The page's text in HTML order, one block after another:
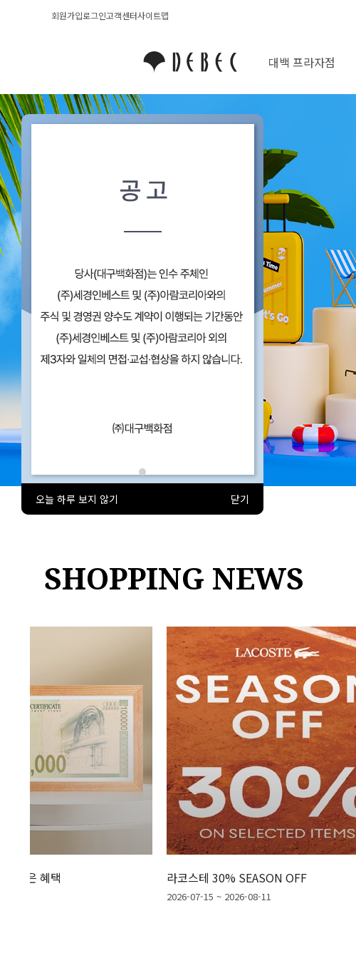
회원가입로그인고객센터사이트맵
대백 프라자점
오늘 하루 보지 않기 닫기
1
PrevNext
SHOPPING NEWS
혜택 라코스테 30% SEASON OFF
2026-07-15 ~ 2026-08-11